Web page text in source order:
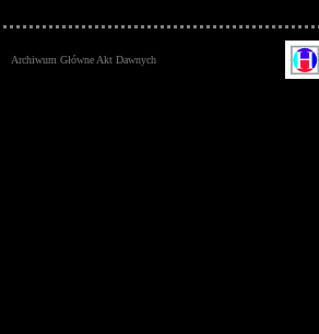
Archiwum Główne Akt Dawnych